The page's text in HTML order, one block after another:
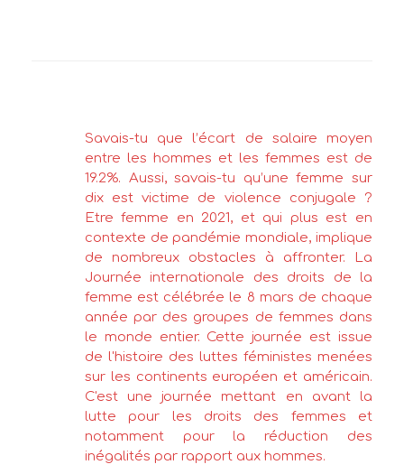
Savais-tu que l’écart de salaire moyen
entre les hommes et les femmes est de
19.2%. Aussi, savais-tu qu’une femme sur
dix est victime de violence conjugale ?
Etre femme en 2021, et qui plus est en
contexte de pandémie mondiale, implique
de nombreux obstacles à affronter. La
Journée internationale des droits de la
femme est célébrée le 8 mars de chaque
année par des groupes de femmes dans
le monde entier. Cette journée est issue
de l'histoire des luttes féministes menées
sur les continents européen et américain.
C'est une journée mettant en avant la
lutte pour les droits des femmes et
notamment pour la réduction des
inégalités par rapport aux hommes.